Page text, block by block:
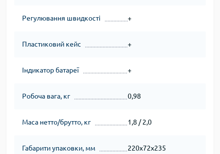
Регулювання швидкості +
Пластиковий кейс +
Індикатор батареї +
Робоча вага, кг 0,98
Маса нетто/брутто, кг 1,8 / 2,0
Габарити упаковки, мм 220х72х235